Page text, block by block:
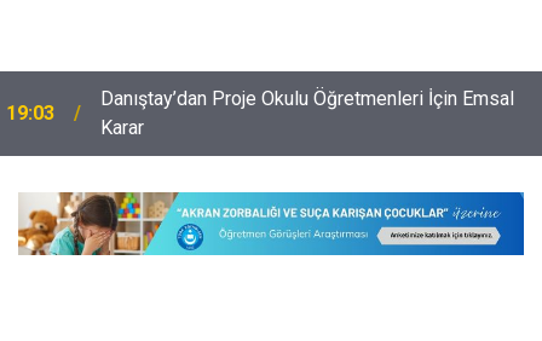
19:03
Danıştay’dan Proje Okulu Öğretmenleri İçin Emsal
Karar